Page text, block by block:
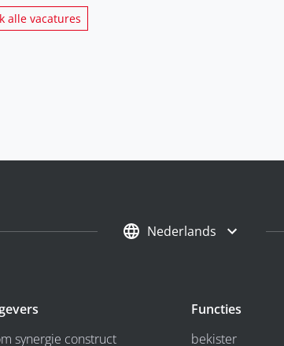
alle vacatures
Nederlands
synergie construct
Functies
bekister